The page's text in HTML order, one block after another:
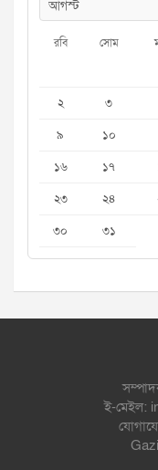
রবি সোম
২
৩
৯
১০
১৬
১৭
২৩
২৪
৩০
৩১
ই-মেইল: